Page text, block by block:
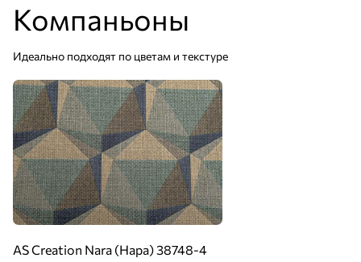
Компаньоны
Идеально подходят по цветам и текстуре
AS Creation Nara (Нара) 38748-4